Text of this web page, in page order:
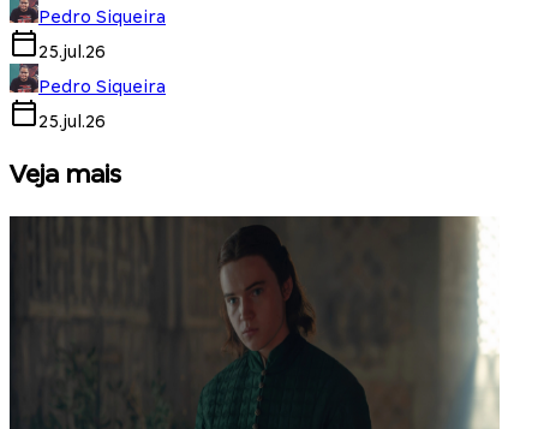
Pedro Siqueira
25.jul.26
Pedro Siqueira
25.jul.26
Veja mais